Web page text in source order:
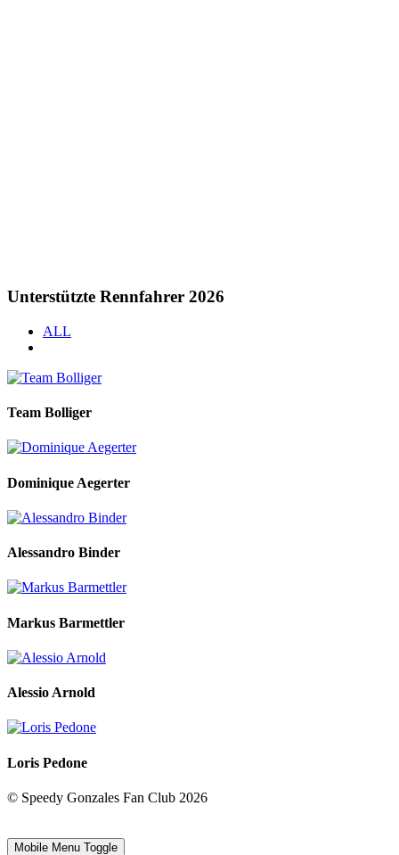
Unterstützte Rennfahrer 2026
ALL
Team Bolliger
Dominique Aegerter
Alessandro Binder
Markus Barmettler
Alessio Arnold
Loris Pedone
© Speedy Gonzales Fan Club 2026
Mobile Menu Toggle